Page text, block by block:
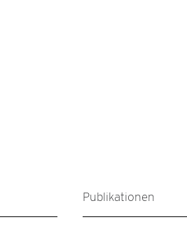
Publikationen